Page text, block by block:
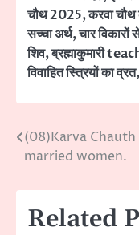
चौथ 2025,करवा
सच्चा अर्थ,चार विकारों
शिव,ब्रह्माकुमारी
विवाहित स्त्रियों का व्रत
Post
(08)Karva
married women.
Related